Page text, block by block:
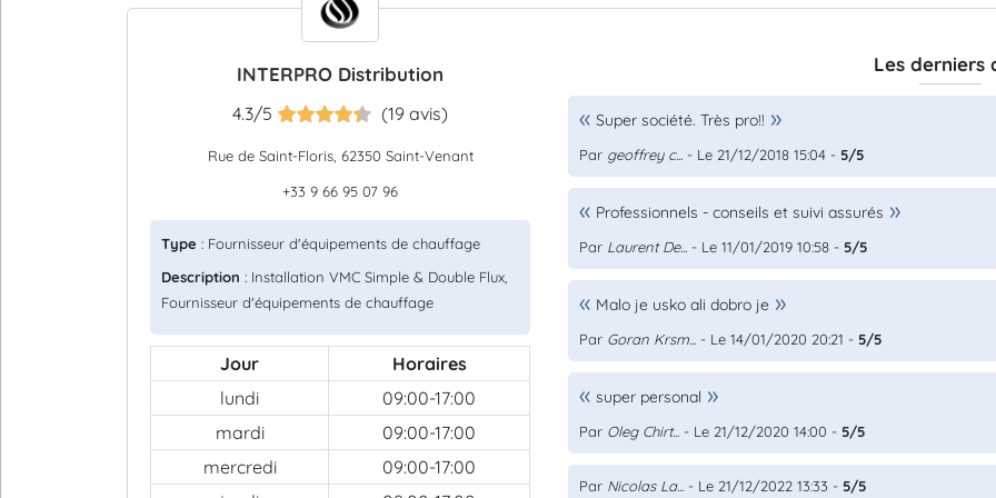
INTERPRO Distribution
4.3/5 (19 avis)
Rue de Saint-Floris, 62350 Saint-Venant
+33 9 66 95 07 96
Type : Fournisseur d'équipements de chauffage
Description : Installation VMC Simple & Double Flux,
Fournisseur d'équipements de chauffage
Jour
Horaires
lundi
09:00-17:00
mardi
09:00-17:00
mercredi
09:00-17:00
Les derniers
Super société. Très pro!!
Par geoffrey c... - Le 21/12/2018 15:04 - 5/5
Professionnels - conseils et suivi assurés
Par Laurent De... - Le 11/01/2019 10:58 - 5/5
Malo je usko ali dobro je
Par Goran Krsm... - Le 14/01/2020 20:21 - 5/5
super personal
Par Oleg Chirt... - Le 21/12/2020 14:00 - 5/5
Par Nicolas La... - Le 21/12/2022 13:33 - 5/5